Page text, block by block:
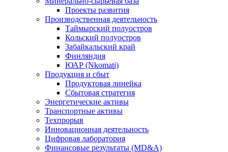
Проекты развития
Производственная деятельность
Таймырский полуостров
Кольский полуостров
Забайкальский край
Финляндия
ЮАР (Nkomati)
Продукция и сбыт
Продуктовая линейка
Сбытовая стратегия
Энергетические активы
Транспортные активы
Техпрорыв
Инновационная деятельность
Цифровая лаборатория
Финансовые результаты (MD&A)